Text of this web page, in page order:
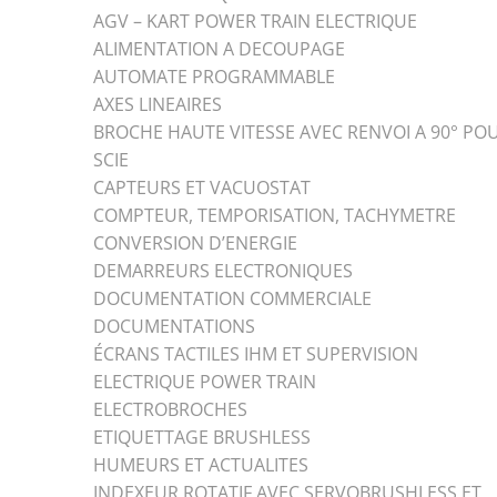
AGV – KART POWER TRAIN ELECTRIQUE
ALIMENTATION A DECOUPAGE
AUTOMATE PROGRAMMABLE
AXES LINEAIRES
BROCHE HAUTE VITESSE AVEC RENVOI A 90°
SCIE
CAPTEURS ET VACUOSTAT
COMPTEUR, TEMPORISATION, TACHYMETRE
CONVERSION D’ENERGIE
DEMARREURS ELECTRONIQUES
DOCUMENTATION COMMERCIALE
DOCUMENTATIONS
ÉCRANS TACTILES IHM ET SUPERVISION
ELECTRIQUE POWER TRAIN
ELECTROBROCHES
ETIQUETTAGE BRUSHLESS
HUMEURS ET ACTUALITES